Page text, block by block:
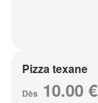
Pizza texane
Dès 10.00 €